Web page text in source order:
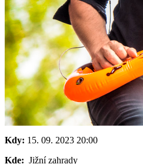
Kdy: 15. 09. 2023 20:00
Kde: Jižní zahrady